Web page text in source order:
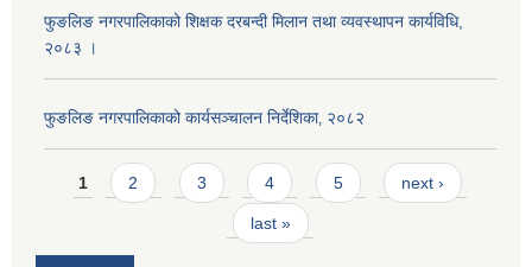
फुङलिङ नगरपालिकाको शिक्षक दरबन्दी मिलान तथा व्यवस्थापन कार्यविधि,
२०८३ ।
फुङलिङ नगरपालिकाको कार्यसञ्चालन निर्देशिका‚ २०८२
Pages
1 2 3 4 5 next ›
last »